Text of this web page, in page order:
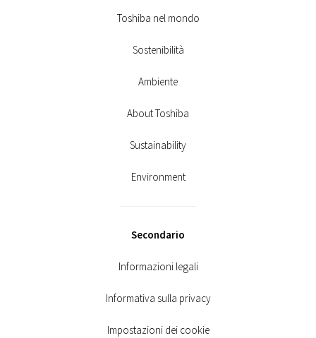
Toshiba nel mondo
Sostenibilità
Ambiente
About Toshiba
Sustainability
Environment
Secondario
Informazioni legali
Informativa sulla privacy
Impostazioni dei cookie